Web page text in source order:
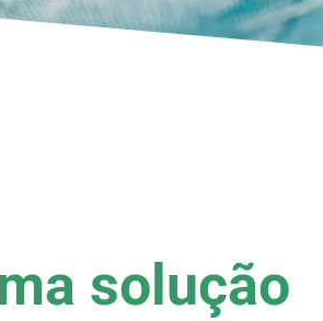
solução